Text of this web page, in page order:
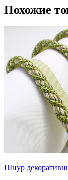
Похожие
Шнур